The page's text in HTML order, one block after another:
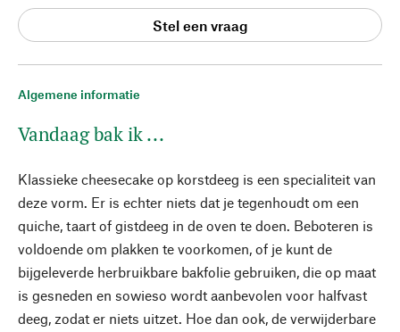
Algemene informatie
Vandaag bak ik ...
Klassieke cheesecake op korstdeeg is een specialiteit van
deze vorm. Er is echter niets dat je tegenhoudt om een
quiche, taart of gistdeeg in de oven te doen. Beboteren is
voldoende om plakken te voorkomen, of je kunt de
bijgeleverde herbruikbare bakfolie gebruiken, die op maat
is gesneden en sowieso wordt aanbevolen voor halfvast
deeg, zodat er niets uitzet. Hoe dan ook, de verwijderbare
Stel een vraag